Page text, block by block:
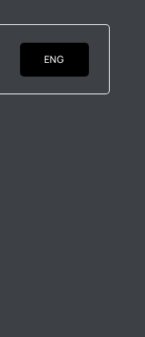
ENG